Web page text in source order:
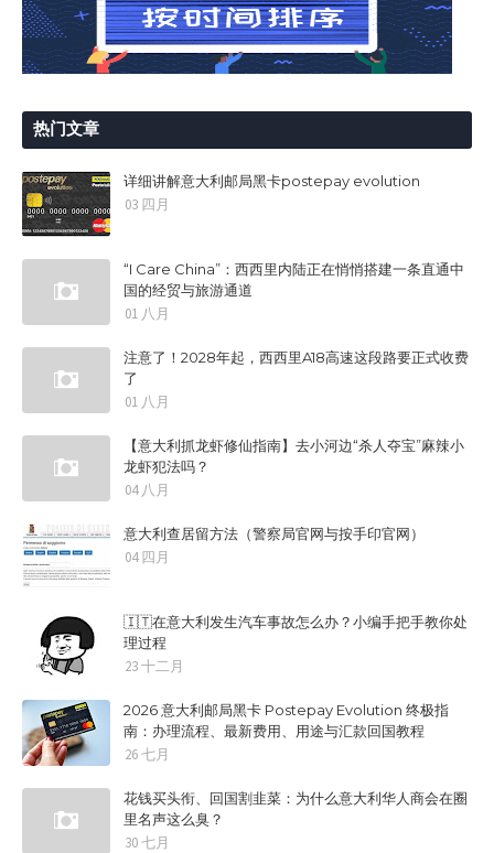
热门文章
详细讲解意大利邮局黑卡postepay evolution
03 四月
“I Care China”：西西里内陆正在悄悄搭建一条直通中
国的经贸与旅游通道
01 八月
注意了！2028年起，西西里A18高速这段路要正式收费
了
01 八月
【意大利抓龙虾修仙指南】去小河边“杀人夺宝”麻辣小
龙虾犯法吗？
04 八月
意大利查居留方法（警察局官网与按手印官网）
04 四月
🇮🇹在意大利发生汽车事故怎么办？小编手把手教你处
理过程
23 十二月
2026 意大利邮局黑卡 Postepay Evolution 终极指
南：办理流程、最新费用、用途与汇款回国教程
26 七月
花钱买头衔、回国割韭菜：为什么意大利华人商会在圈
里名声这么臭？
30 七月